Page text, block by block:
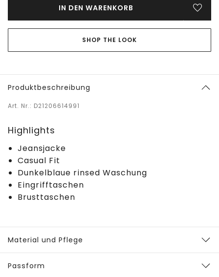
IN DEN WARENKORB
SHOP THE LOOK
Produktbeschreibung
Art. Nr.: D21206614991
Highlights
Jeansjacke
Casual Fit
Dunkelblaue rinsed Waschung
Eingrifftaschen
Brusttaschen
Material und Pflege
Passform